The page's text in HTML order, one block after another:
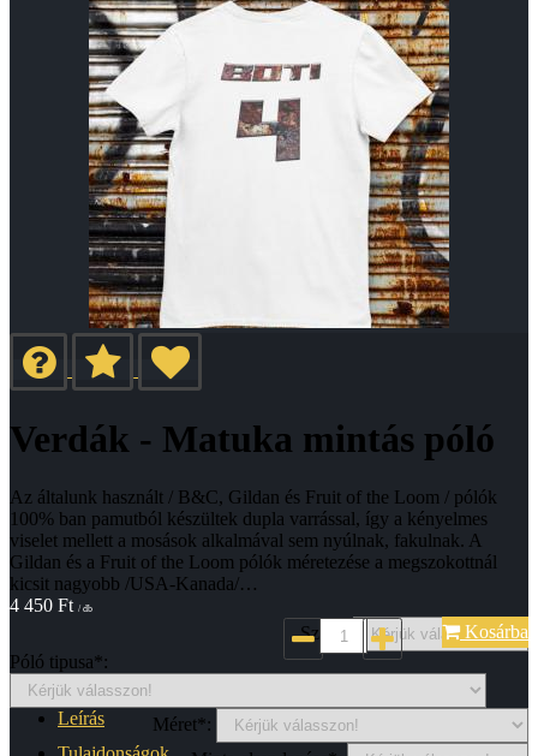
Verdák - Matuka mintás póló
Az általunk használt / B&C, Gildan és Fruit of the Loom / pólók
100% ban pamutból készültek dupla varrással, így a kényelmes
viselet mellett a mosások alkalmával sem nyúlnak, fakulnak. A
Gildan és a Fruit of the Loom pólók méretezése a megszokottnál
kicsit nagyobb /USA-Kanada/…
4 450 Ft / db
Szin*:
Póló tipusa*:
Méret*:
Kosárba
Leírás